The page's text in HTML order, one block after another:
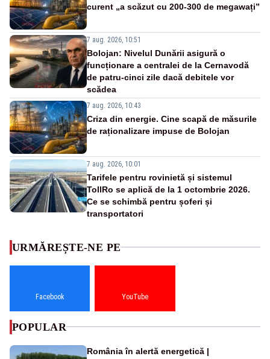
curent „a scăzut cu 200-300 de megawați”
7 aug. 2026, 10:51
Bolojan: Nivelul Dunării asigură o
funcționare a centralei de la Cernavodă
de patru-cinci zile dacă debitele vor
scădea
7 aug. 2026, 10:43
Criza din energie. Cine scapă de măsurile
de raționalizare impuse de Bolojan
7 aug. 2026, 10:01
Tarifele pentru rovinietă și sistemul
TollRo se aplică de la 1 octombrie 2026.
Ce se schimbă pentru șoferi și
transportatori
URMĂREȘTE-NE PE
Facebook YouTube
POPULAR
România în alertă energetică |